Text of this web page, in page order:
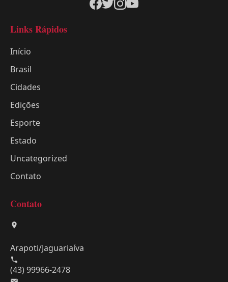
Links Rápidos
Início
Brasil
Cidades
Edições
Esporte
Estado
Uncategorized
Contato
Contato
Arapoti/Jaguariaíva
(43) 99966-2478